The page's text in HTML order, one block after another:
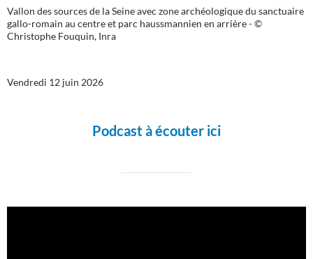
Vallon des sources de la Seine avec zone archéologique du sanctuaire
gallo-romain au centre et parc haussmannien en arrière - ©
Christophe Fouquin, Inra
Vendredi 12 juin 2026
Podcast à écouter ici